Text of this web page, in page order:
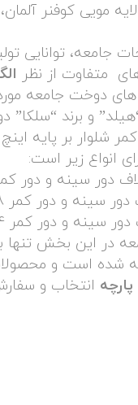
مویی کوفنر
جامعه، توانایی
متفاوت از نظر
های دوخت جامعه
و برند
شلوار بر پایه اینچ
در این بخش
شده است و
پارچه انتخاب و